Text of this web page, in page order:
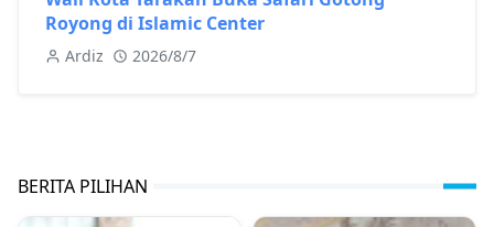
Royong di Islamic Center
Ardiz 2026/8/7
BERITA PILIHAN